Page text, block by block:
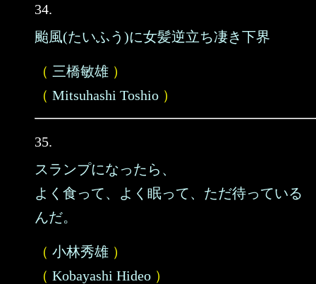
34.
颱風(たいふう)に女髪逆立ち凄き下界
（ 三橋敏雄 ）
（ Mitsuhashi Toshio ）
35.
スランプになったら、
よく食って、よく眠って、ただ待っている
んだ。
（ 小林秀雄 ）
（ Kobayashi Hideo ）